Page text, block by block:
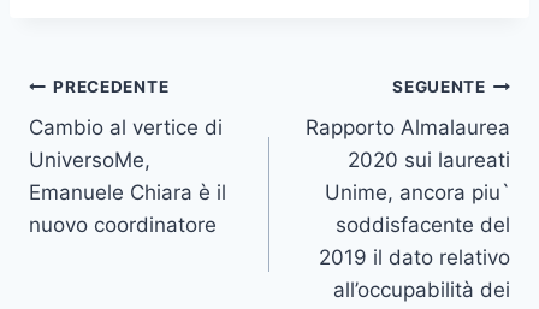
Navigazione
articoli
PRECEDENTE
Cambio al vertice di
UniversoMe,
Emanuele Chiara è il
nuovo coordinatore
SEGUENTE
Rapporto Almalaurea
2020 sui laureati
Unime, ancora piu`
soddisfacente del
2019 il dato relativo
all’occupabilità dei